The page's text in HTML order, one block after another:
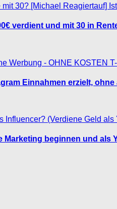
verdient und mit 30 in
Einnahmen erzielt,
Marketing beginnen und